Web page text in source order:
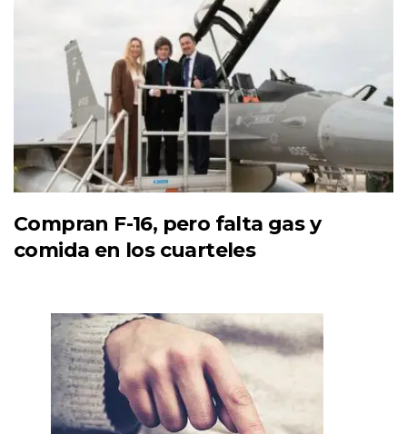
Compran F-16, pero falta gas y
comida en los cuarteles